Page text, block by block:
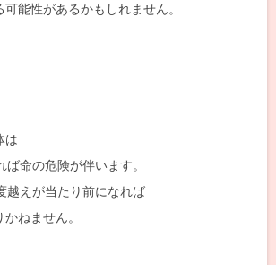
能性があるかもしれません。
は
命の危険が伴います。
越えが当たり前になれば
ねません。